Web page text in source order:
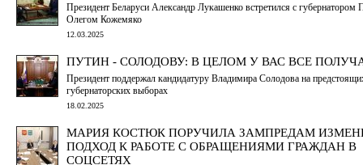
Президент Беларуси Александр Лукашенко встретился с губернатором
Олегом Кожемяко
12.03.2025
ПУТИН - СОЛОДОВУ: В ЦЕЛОМ У ВАС ВСЕ
Президент поддержал кандидатуру Владимира Солодова на
губернаторских выборах
18.02.2025
МАРИЯ КОСТЮК ПОРУЧИЛА ЗАМПРЕДАМ
ПОДХОД К РАБОТЕ С ОБРАЩЕНИЯМИ ГРАЖДАН В
СОЦСЕТЯХ